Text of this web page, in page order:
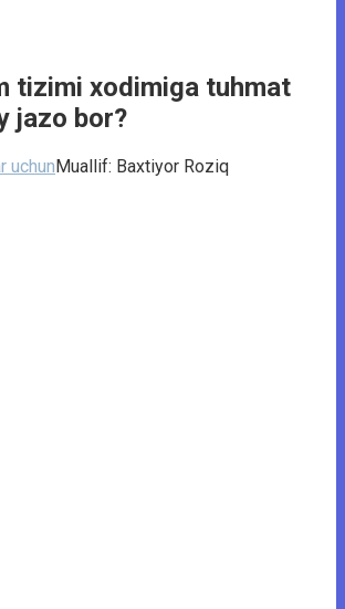
tizimi xodimiga tuhmat
jazo bor?
uchunMuallif: Baxtiyor Roziq